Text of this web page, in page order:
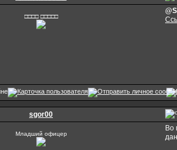
□□□□ □□□□□
sgor00
Младший офицер
Во